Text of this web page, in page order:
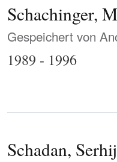
Schachinger,
Gespeichert von
1989 - 1996
Schadan, Serhij